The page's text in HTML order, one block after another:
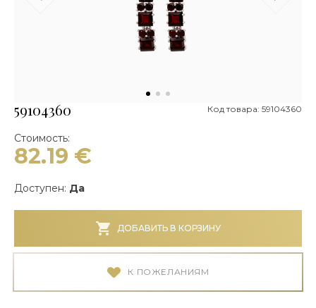
59104360 Код товара: 59104360
Стоимость:
82.19 €
Доступен: Да
ДОБАВИТЬ В КОРЗИНУ
К ПОЖЕЛАНИЯМ